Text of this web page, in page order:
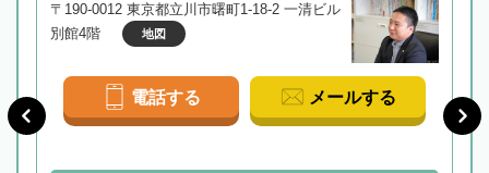
〒190-0012 東京都立川市曙町1-18-2 一清ビル
別館4階
地図
電話する メールする